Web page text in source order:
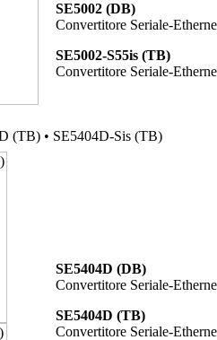
SE5002 (DB)
Convertitore Seriale-
SE5002-S55is (TB)
Convertitore Seriale-
(TB) • SE5404D-Sis (TB)
SE5404D (DB)
Convertitore Seriale-
SE5404D (TB)
Convertitore Seriale-